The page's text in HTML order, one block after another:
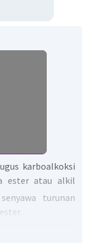
karboalkoksi
ester atau alkil
turunan